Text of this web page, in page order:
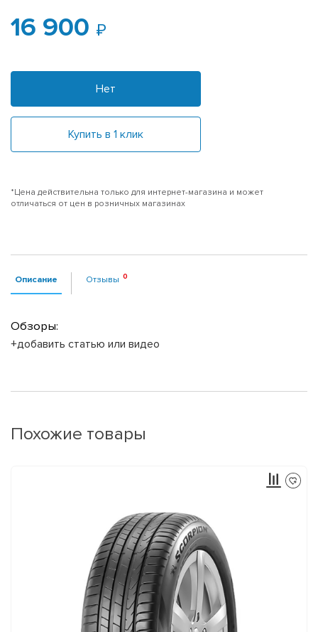
16 900
Нет
Купить в 1 клик
*Цена действительна только для интернет-магазина и может
отличаться от цен в розничных магазинах
Описание Отзывы
Обзоры:
+добавить статью или видео
Похожие товары